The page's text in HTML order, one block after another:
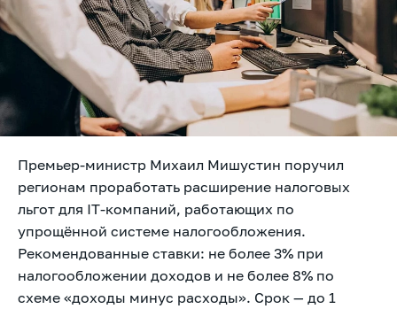
Премьер-министр Михаил Мишустин поручил
регионам проработать расширение налоговых
льгот для IT-компаний, работающих по
упрощённой системе налогообложения.
Рекомендованные ставки: не более 3% при
налогообложении доходов и не более 8% по
схеме «доходы минус расходы». Срок — до 1